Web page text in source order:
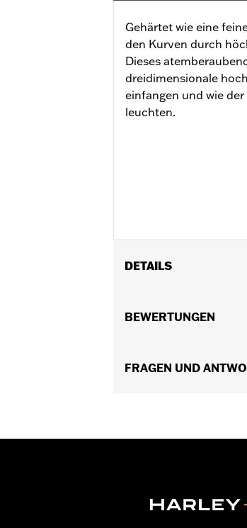
Gehärtet wie eine
den Kurven durch
Dieses
dreidimensionale
einfangen und wie
leuchten.
DETAILS
Installationsanleitung
Separat erhältlich:
In der Box:Nur Rad
BEWERTUNGEN
FRAGEN UND